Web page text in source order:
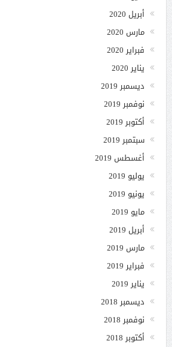
أبريل 2020
مارس 2020
فبراير 2020
يناير 2020
ديسمبر 2019
نوفمبر 2019
أكتوبر 2019
سبتمبر 2019
أغسطس 2019
يوليو 2019
يونيو 2019
مايو 2019
أبريل 2019
مارس 2019
فبراير 2019
يناير 2019
ديسمبر 2018
نوفمبر 2018
أكتوبر 2018